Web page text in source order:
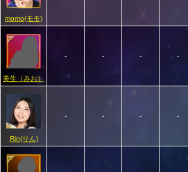
momo(モモ)
美生（みお）
- - - -
Rin(りん)
- - - -